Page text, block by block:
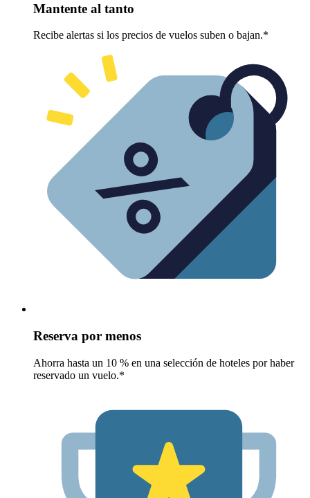
Mantente al tanto
Recibe alertas si los precios de vuelos suben o bajan.*
Reserva por menos
Ahorra hasta un 10 % en una selección de hoteles por haber
reservado un vuelo.*